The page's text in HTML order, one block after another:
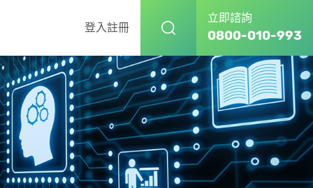
登入註冊
立即諮詢
0800-010-993